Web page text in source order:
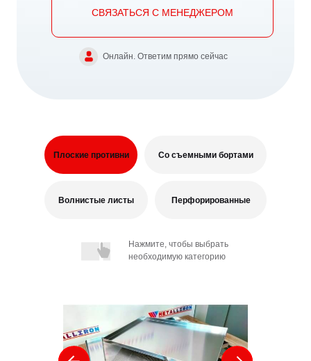
СВЯЗАТЬСЯ С МЕНЕДЖЕРОМ
Онлайн. Ответим прямо сейчас
Плоские противни Со съемными бортами
Перфорированные
Волнистые листы
Нажмите, чтобы выбрать
необходимую категорию